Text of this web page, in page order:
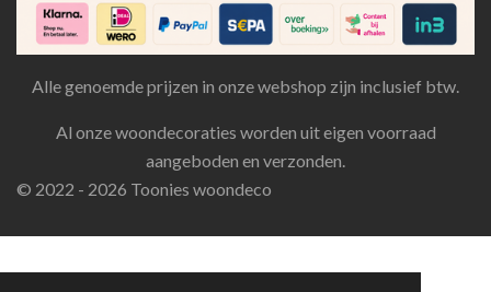
Alle genoemde prijzen in onze webshop zijn inclusief btw.
Al onze woondecoraties worden uit eigen voorraad
aangeboden en verzonden.
© 2022 - 2026 Toonies woondeco